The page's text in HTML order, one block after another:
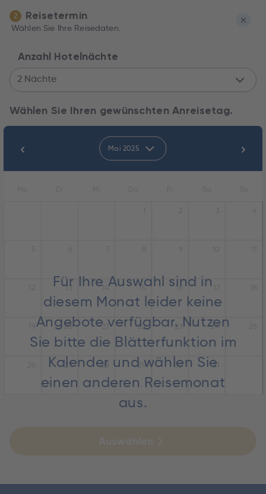
2 Reisetermin
Wählen Sie Ihre Reisedaten.
Anzahl Hotelnächte
2 Nächte
Wählen Sie Ihren gewünschten Anreisetag.
Mai 2025
Für Ihre Auswahl sind in
diesem Monat leider keine
Angebote verfügbar. Nutzen
Sie bitte die Blätterfunktion im
Kalender und wählen Sie
einen anderen Reisemonat
aus.
13 14 15 16
20 21 22 23 24
27 28 29 30 31